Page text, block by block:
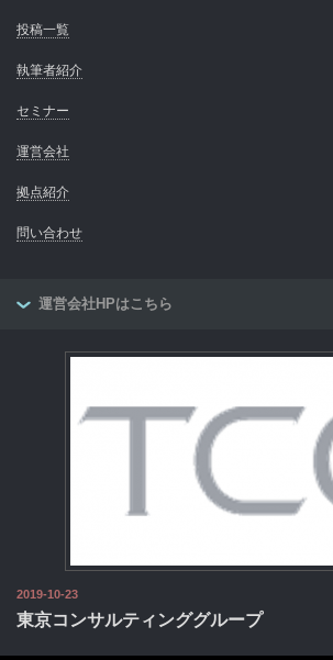
投稿一覧
執筆者紹介
セミナー
運営会社
拠点紹介
問い合わせ
運営会社HPはこちら
2019-10-23
東京コンサルティンググループ